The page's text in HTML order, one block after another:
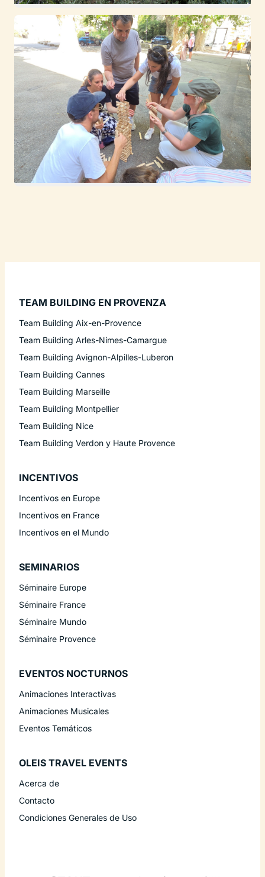
TEAM BUILDING EN PROVENZA
Team Building Aix-en-Provence
Team Building Arles-Nimes-Camargue
Team Building Avignon-Alpilles-Luberon
Team Building Cannes
Team Building Marseille
Team Building Montpellier
Team Building Nice
Team Building Verdon y Haute Provence
INCENTIVOS
Incentivos en Europe
Incentivos en France
Incentivos en el Mundo
SEMINARIOS
Séminaire Europe
Séminaire France
Séminaire Mundo
Séminaire Provence
EVENTOS NOCTURNOS
Animaciones Interactivas
Animaciones Musicales
Eventos Temáticos
OLEIS TRAVEL EVENTS
Acerca de
Contacto
Condiciones Generales de Uso